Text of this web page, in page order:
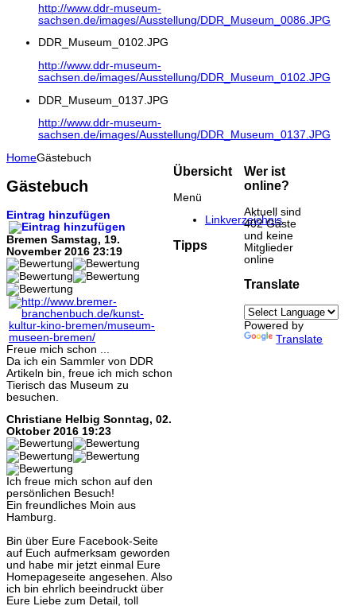
http://www.ddr-museum-
sachsen.de/images/Ausstellung/DDR_Museum_0086.JPG
DDR_Museum_0102.JPG
http://www.ddr-museum-
sachsen.de/images/Ausstellung/DDR_Museum_0102.JPG
DDR_Museum_0137.JPG
http://www.ddr-museum-
sachsen.de/images/Ausstellung/DDR_Museum_0137.JPG
HomeGästebuch
Gästebuch
Eintrag hinzufügen
Bremen Samstag, 19.
November 2016 23:19
Freue mich schon ...
Da ich ein Sammler von DDR
Artikeln bin, freue ich mich schon
Tierisch das Museum zu
besuchen.
Christiane Helbig Sonntag, 02.
Oktober 2016 19:23
Ich freue mich schon auf den
persönlichen Besuch!
Ein freundliches Moin aus
Hamburg.
Bin über Eure Facebook-Seite
auf Euch aufmerksam geworden
und habe mir jetzt einmal Eure
Homepageseite angesehen. Also
ich bin ehrlich beeindruckt über
Eure Liebe zum Detail, toll
Übersicht
Menü
Linkverzeichnis
Tipps
Wer ist
online?
Aktuell sind
402 Gäste
und keine
Mitglieder
online
Translate
Powered by
Translate